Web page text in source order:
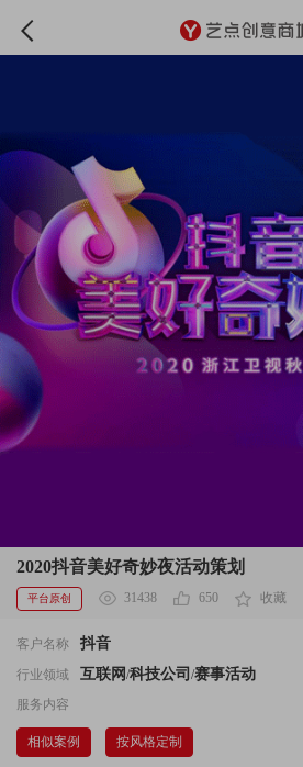
2020抖音美好奇妙夜活动策划
平台原创 31438 650 收藏
客户名称 抖音
行业领域 互联网/科技公司 /赛事活动
服务内容
相似案例 按风格定制